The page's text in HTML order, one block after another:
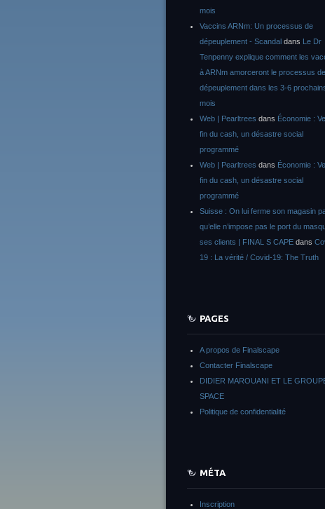
mois
Vaccins ARNm: Un processus de
dépeuplement - Scandal dans Le Dr
Tenpenny explique comment les
à ARNm amorceront le processus de
dépeuplement dans les 3-6
mois
Web | Pearltrees dans Économie :
fin du cash, un désastre social
programmé
Web | Pearltrees dans Économie :
fin du cash, un désastre social
programmé
Suisse : On lui ferme son magasin
qu’elle n’impose pas le port du
ses clients | FINAL S CAPE dans
19 : La vérité / Covid-19: The Truth
PAGES
A propos de Finalscape
Contacter Finalscape
DIDIER MAROUANI ET LE
SPACE
Politique de confidentialité
MÉTA
Inscription